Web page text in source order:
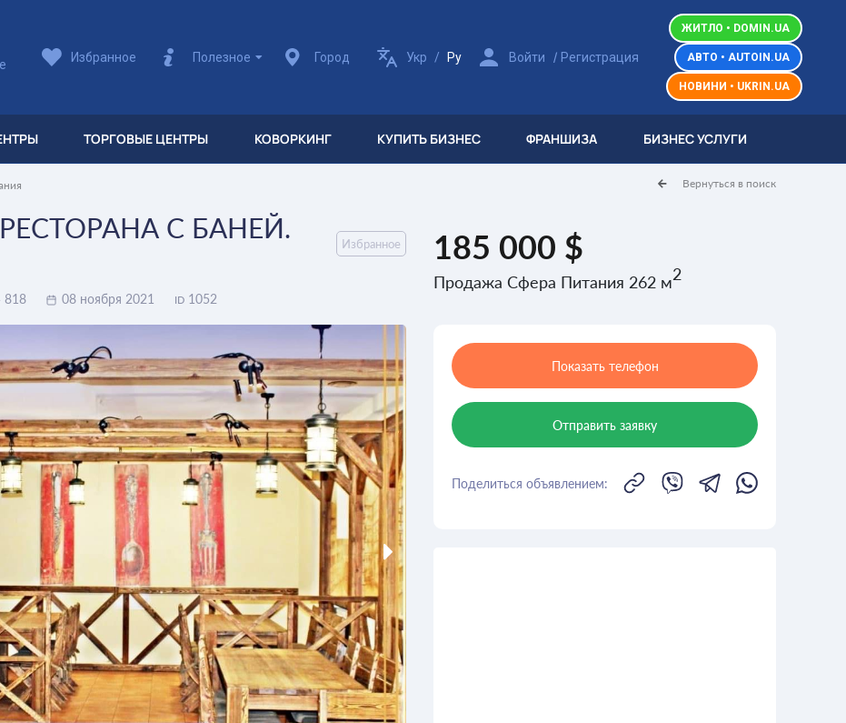
Избранное Полезное Город Укр / Ру Войти / Регистрация
ЖИТЛО • DOMIN.UA
АВТО • AUTOIN.UA
НОВИНИ • UKRIN.UA
ТОРГОВЫЕ ЦЕНТРЫ КОВОРКИНГ КУПИТЬ БИЗНЕС ФРАНШИЗА БИЗНЕС УСЛУГИ
Вернуться в поиск
С БАНЕЙ.
Избранное
818 08 ноября 2021 ID 1052
185 000 $
Продажа Сфера Питания 262 м2
Показать телефон
Отправить заявку
Поделиться объявлением: